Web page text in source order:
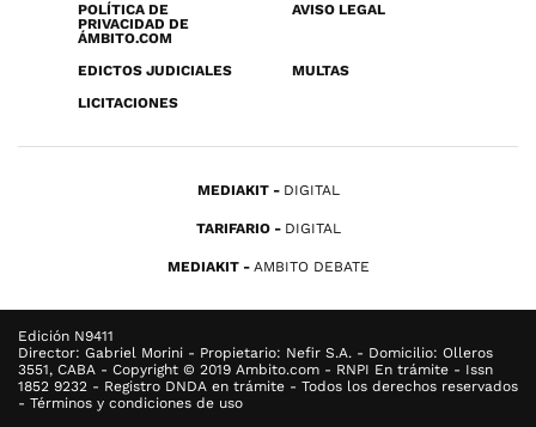
POLÍTICA DE
PRIVACIDAD DE
ÁMBITO.COM
AVISO LEGAL
EDICTOS JUDICIALES
MULTAS
LICITACIONES
MEDIAKIT DIGITAL
TARIFARIO DIGITAL
MEDIAKIT AMBITO DEBATE
Edición N9411
Director: Gabriel Morini - Propietario: Nefir S.A. - Domicilio: Olleros
3551, CABA - Copyright © 2019 Ambito.com - RNPI En trámite - Issn
1852 9232 - Registro DNDA en trámite - Todos los derechos reservados
- Términos y condiciones de uso